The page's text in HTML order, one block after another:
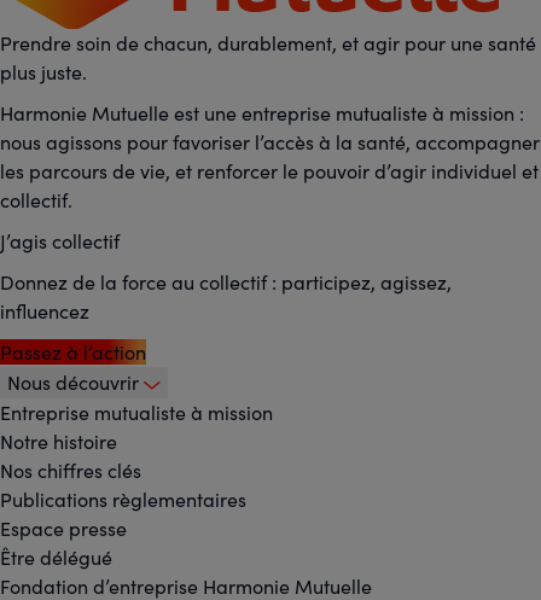
Prendre soin de chacun, durablement, et agir pour une santé
plus juste.
Harmonie Mutuelle est une entreprise mutualiste à mission :
nous agissons pour favoriser l’accès à la santé, accompagner
les parcours de vie, et renforcer le pouvoir d’agir individuel et
collectif.
J’agis collectif
Donnez de la force au collectif : participez, agissez,
influencez
Passez à l’action
Footer
-
Menu
principal
Nous découvrir
Entreprise mutualiste à mission
Notre histoire
Nos chiffres clés
Publications règlementaires
Espace presse
Être délégué
Fondation d’entreprise Harmonie Mutuelle